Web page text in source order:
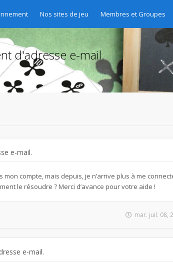
Nos sites de jeu Membres et Groupes
- Abo-Verwaltung - Gestione delle
d'adresse e-mail.
e-mail.
compte, mais depuis, je n’arrive plus à me
le résoudre ? Merci d’avance pour votre aide !
mar. juil. 08,
e-mail.